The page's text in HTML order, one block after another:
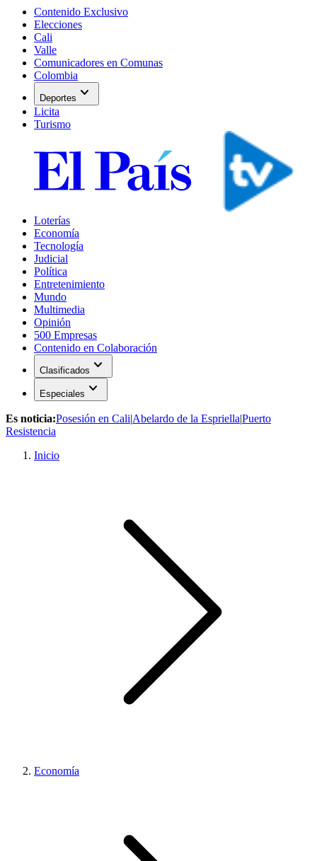
Contenido Exclusivo
Elecciones
Cali
Valle
Comunicadores en Comunas
Colombia
Deportes expand_more
Licita
Turismo
Loterías
Economía
Tecnología
Judicial
Política
Entretenimiento
Mundo
Multimedia
Opinión
500 Empresas
Contenido en Colaboración
Clasificados expand_more
Especiales expand_more
Es noticia:Posesión en Cali|Abelardo de la Espriella|Puerto
Resistencia
Inicio
Economía